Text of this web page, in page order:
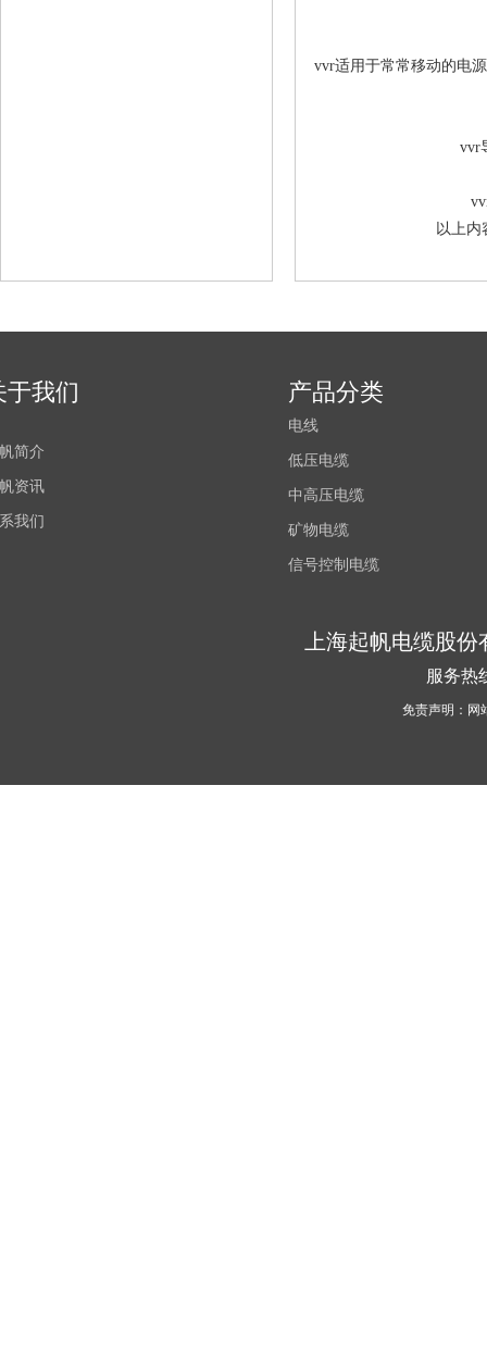
vvr适用于常常移动的电
vvr
以上内
于我们
简介
资讯
我们
产品分类
电线
低压电缆
中高压电缆
矿物电缆
信号控制电缆
上海起帆电缆股
服务热
免责声明：网